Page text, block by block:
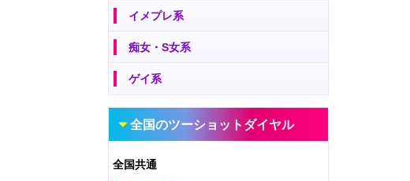
イメプレ系
痴女・S女系
ゲイ系
全国のツーショットダイヤル
全国共通